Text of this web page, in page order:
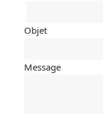
Objet
Message